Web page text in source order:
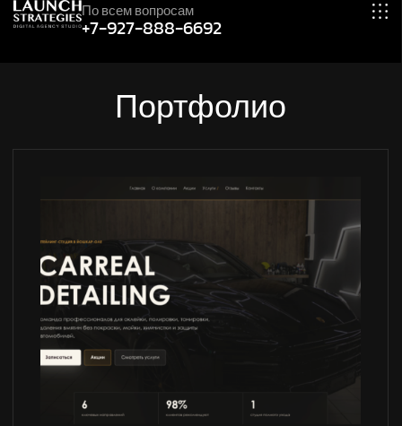
По всем вопросам
+7-927-888-6692
Портфолио